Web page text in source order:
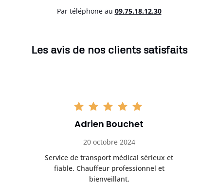
Par téléphone au 09.75.18.12.30
Les avis de nos clients satisfaits
Adrien Bouchet
20 octobre 2024
Service de transport médical sérieux et
fiable. Chauffeur professionnel et
bienveillant.